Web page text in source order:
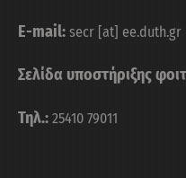
E-mail: secr [at] ee.duth.gr
Σελίδα υποστήριξης
Τηλ.: 25410 79011